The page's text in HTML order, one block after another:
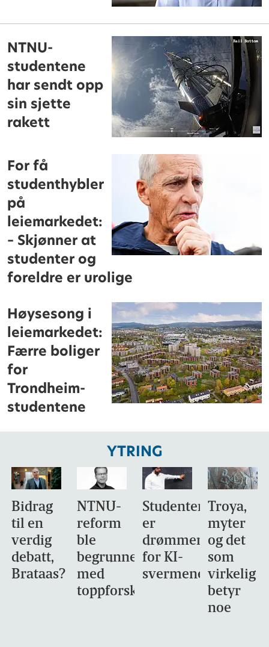
NTNU-
studentene
har sendt opp
sin sjette
rakett
For få
studenthybler
på
leiemarkedet:
– Skjønner at
studenter og
foreldre er urolige
Høysesong i
leiemarkedet:
Færre boliger
for
Trondheim-
studentene
YTRING
Bidrag
til en
verdig
debatt,
Brataas?
NTNU-
reform
ble
begrunnet
med
toppforskning
Studentene
er
drømmemålet
for KI-
svermene
Troya,
myter
og det
som
virkelig
betyr
noe